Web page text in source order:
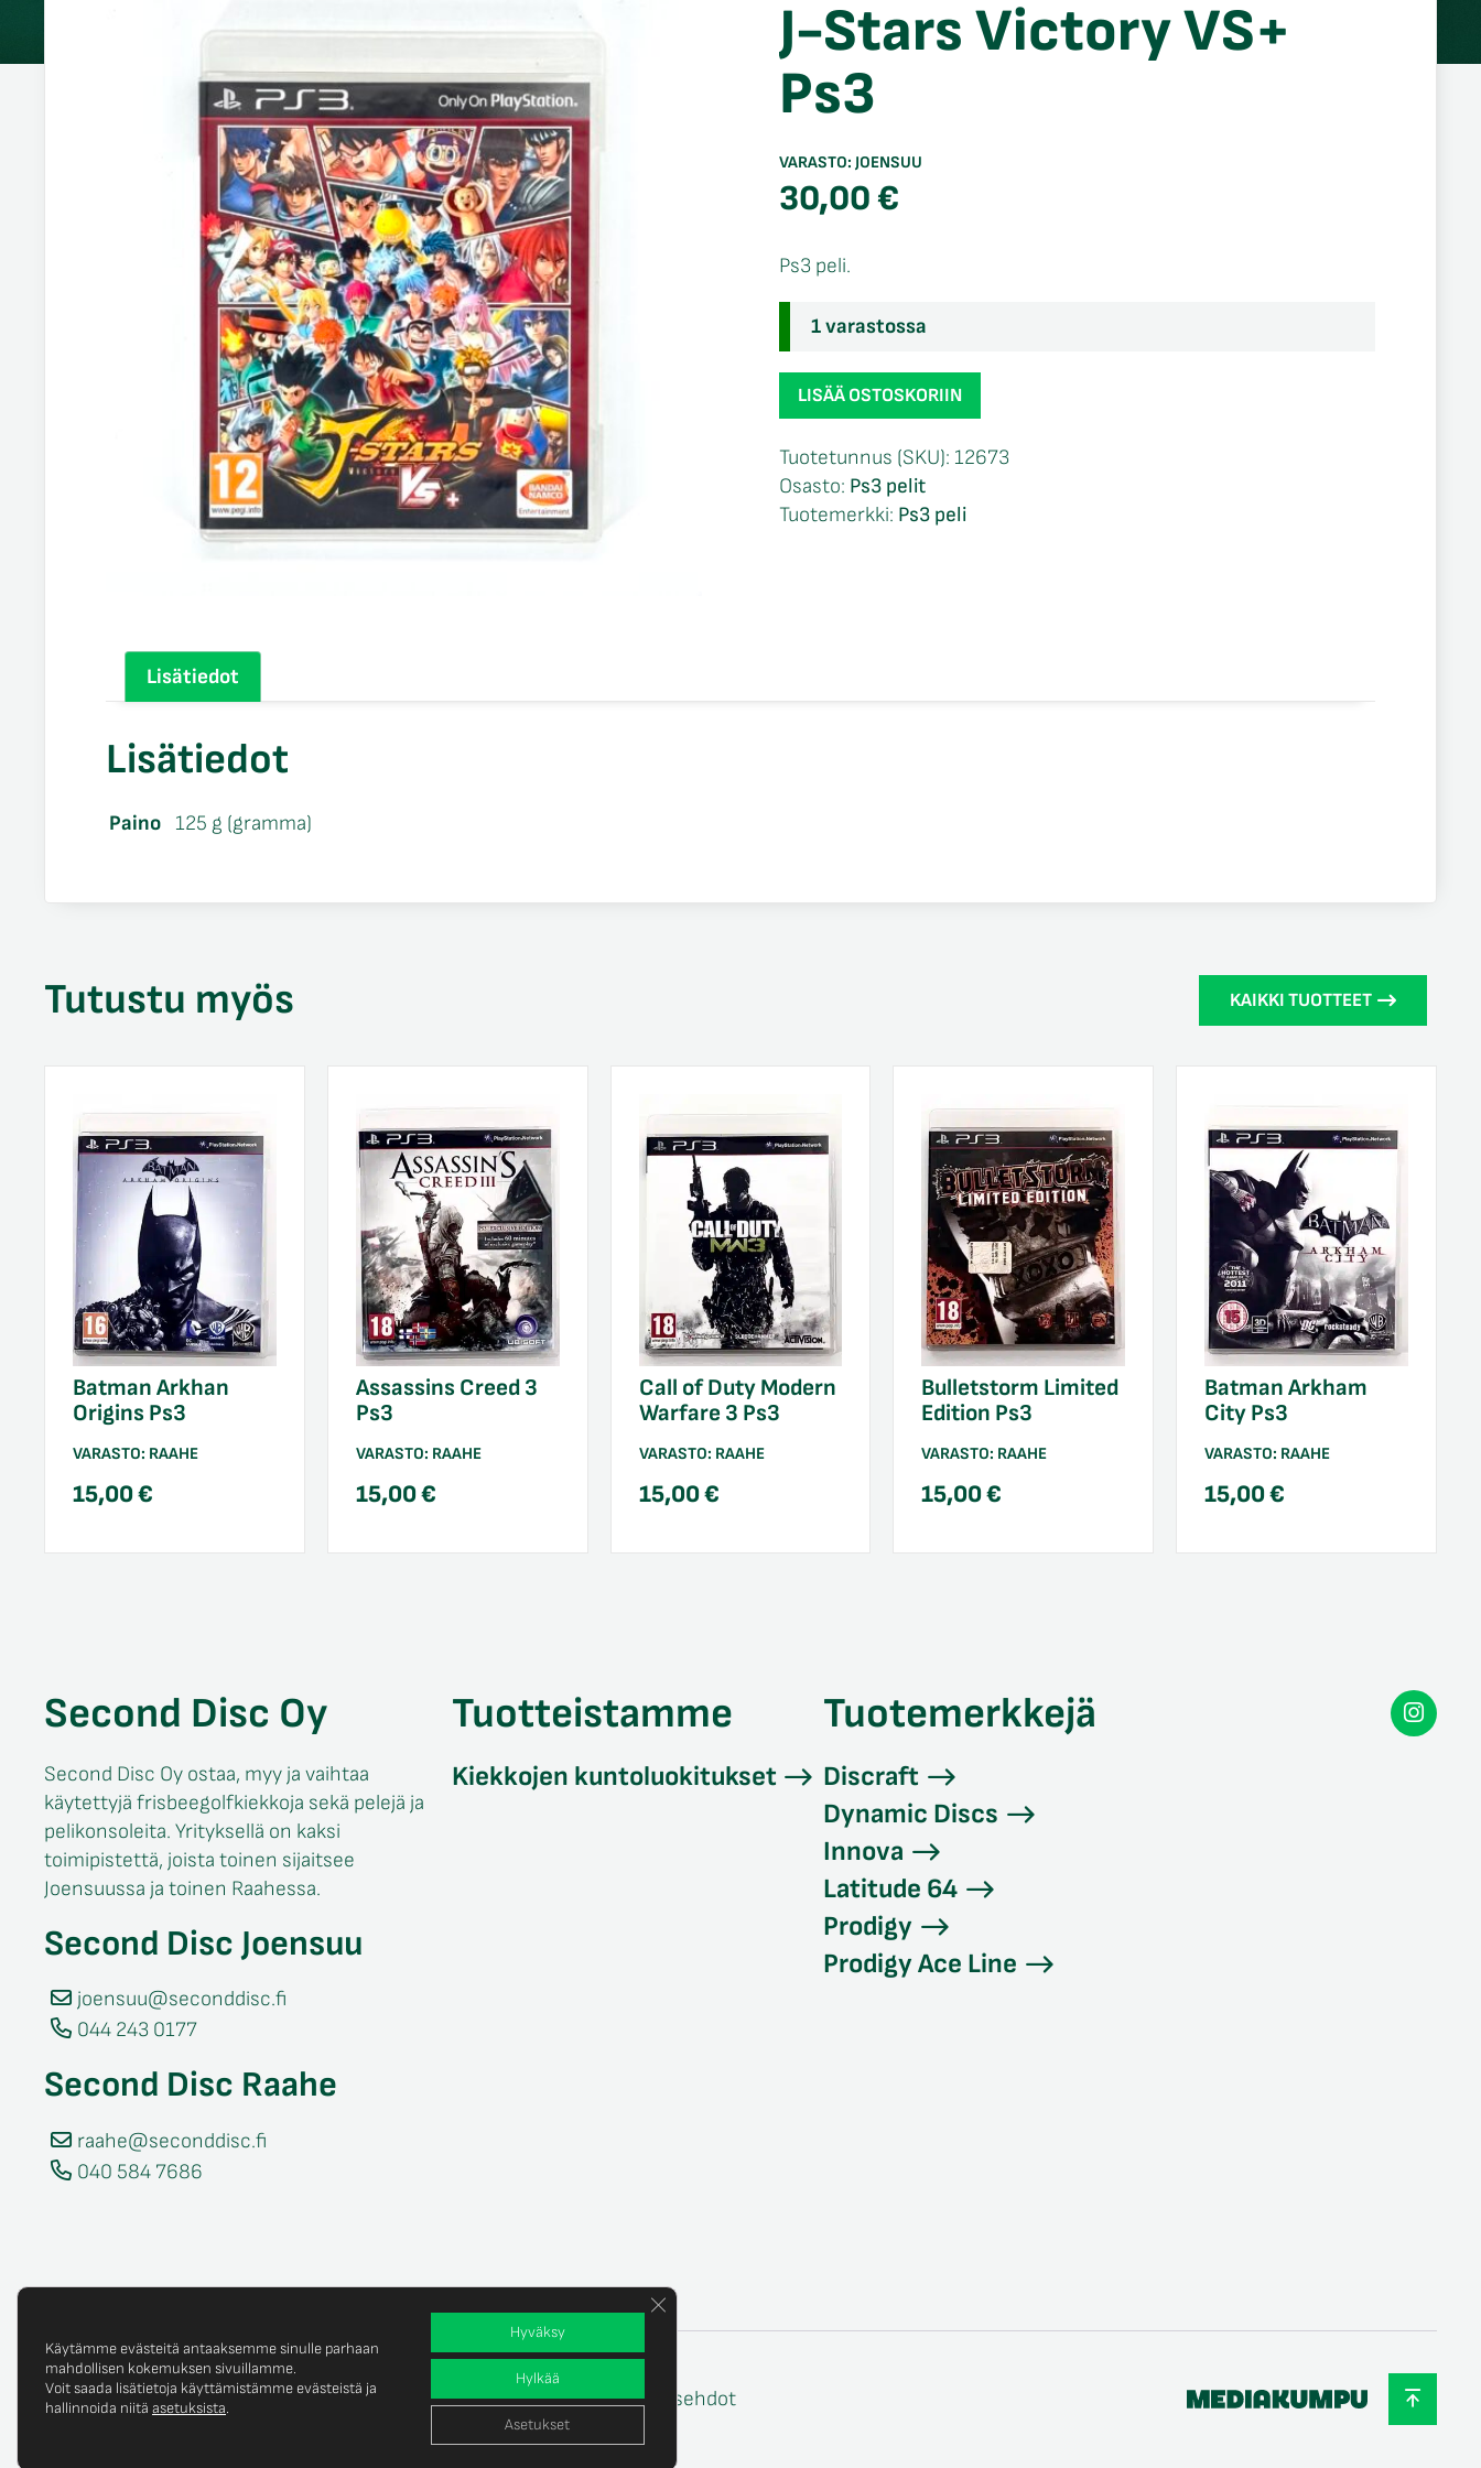
J-Stars Victory VS+
Ps3
VARASTO: JOENSUU
30,00€
Ps3 peli.
1 varastossa
Stars
VS+
Ps3
määrä
LISÄÄ OSTOSKORIIN
Tuotetunnus (SKU): 12673
Osasto: Ps3 pelit
Tuotemerkki: Ps3 peli
Lisätiedot
Lisätiedot
Paino 125 g (gramma)
Tutustu myös KAIKKI TUOTTEET
Batman Arkhan
Origins Ps3
VARASTO: RAAHE
15,00€
Assassins Creed 3
Ps3
VARASTO: RAAHE
15,00€
Call of Duty Modern
Warfare 3 Ps3
VARASTO: RAAHE
15,00€
Bulletstorm Limited
Edition Ps3
VARASTO: RAAHE
15,00€
Batman Arkham
City Ps3
VARASTO: RAAHE
15,00€
Second Disc Oy
Second Disc Oy ostaa, myy ja vaihtaa
käytettyjä frisbeegolfkiekkoja sekä pelejä ja
pelikonsoleita. Yrityksellä on kaksi
toimipistettä, joista toinen sijaitsee
Joensuussa ja toinen Raahessa.
Second Disc Joensuu
joensuu@seconddisc.fi
044 243 0177
Second Disc Raahe
raahe@seconddisc.fi
040 584 7686
Tuotteistamme
Kiekkojen kuntoluokitukset
Tuotemerkkejä
Discraft
Dynamic Discs
Innova
Latitude 64
Prodigy
Prodigy Ace Line
© Copyright 2025 Second Disc Oy Tietosuojaseloste Tilaus- ja toimitusehdot
Käytämme evästeitä antaaksemme sinulle parhaan
mahdollisen kokemuksen sivuillamme.
Voit saada lisätietoja käyttämistämme evästeistä ja
hallinnoida niitä asetuksista.
Hyväksy
Hylkää
Asetukset
Sulje evästebanneri